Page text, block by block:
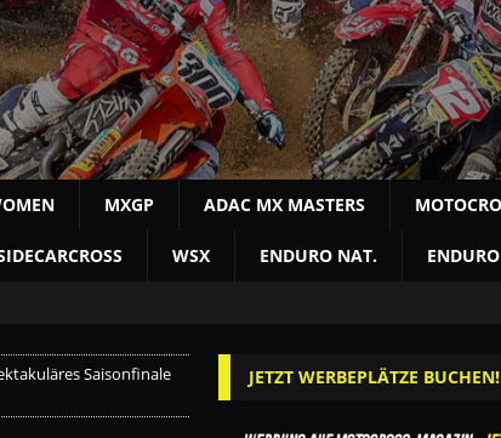
MXGP ADAC MX MASTERS
WSX ENDURO NAT.
Saisonfinale
JETZT WERBEPLÄTZE BUCHEN!